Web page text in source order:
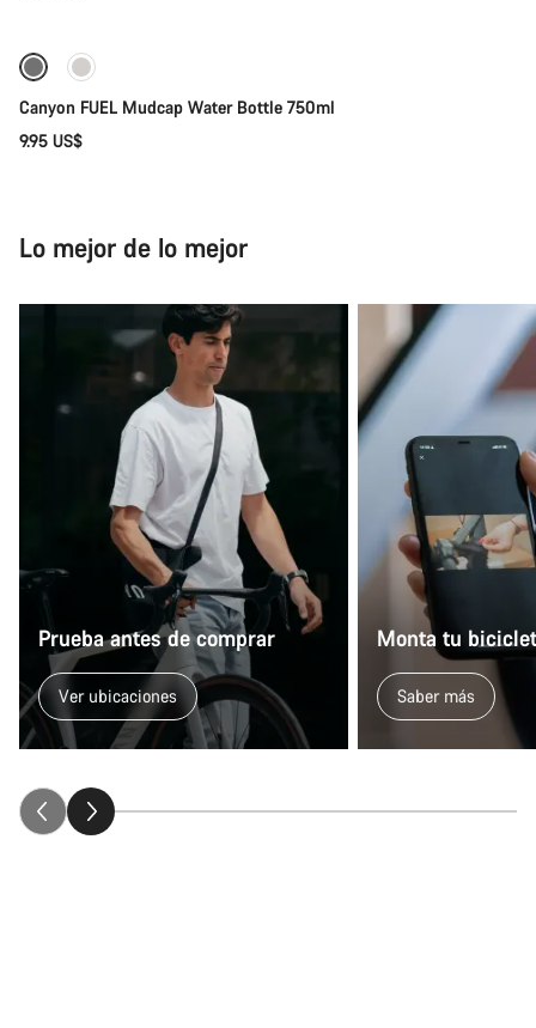
Próximamente
Canyon FUEL Mudcap Water Bottle 750ml
9.95 US$
Lo mejor de lo mejor
Prueba antes de comprar
Ver ubicaciones
Monta tu
Saber más